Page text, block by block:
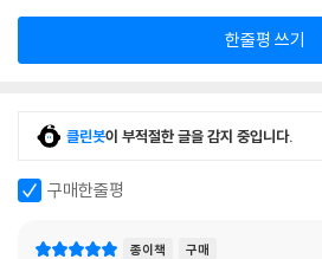
한줄평 쓰기
클린봇이 부적절한 글을 감지 중입니다.
구매한줄평
종이책 구매